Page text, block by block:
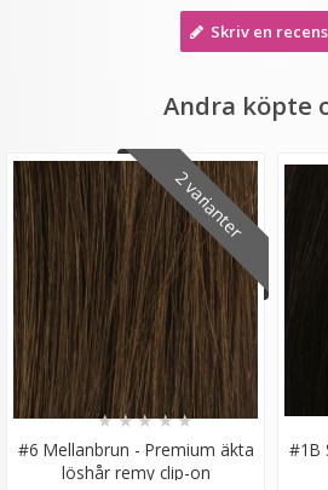
Scrunchie
★★★
19 kr
LÄGG I
Skriv en
Andra köpte
2 varianter
#6 Mellanbrun - Premium äkta
löshår remy clip-on
★★★★★
#1B